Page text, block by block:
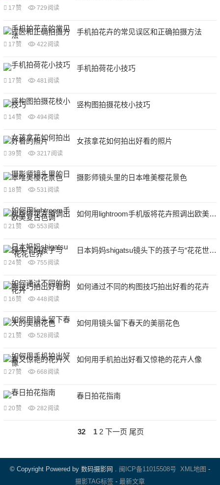
17 赞 729 阅读
手机拍花卉的常见误区和正确拍摄方法
17 赞 422 阅读
手机拍荷花小技巧
17 赞 481 阅读
竖构图拍摄花枝小技巧
14赞 494阅读
女孩拿花如何拍出好看的照片
39 赞 3217 阅读
摄影师镜头里的日本唯美樱花景色
18 赞 531 阅读
如何用lightroom手机版将花卉照调出欧美复古色调
21 赞 553 阅读
日本妈妈shigatsu镜头下的孩子与“花花世界”
24赞 755 阅读
如何通过不同的构图技巧拍出好看的花卉
16 赞 448 阅读
如何用镜头留下春天的美丽花色
21 赞 528 阅读
如何用手机拍出好看又惊艳的花卉人像
27 赞 668 阅读
春日拍花指南
20 赞 282 阅读
导
航
32 1 2 下一页 尾页
© Copyright Powered by 数码摄影网 . 闽ICP备11015508号 XML地图 -
摄影TAG标签 - 最新文章